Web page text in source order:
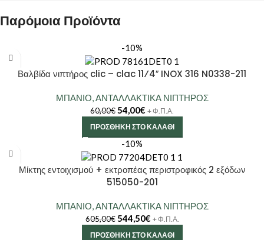
Παρόμοια Προϊόντα
-10%
Βαλβίδα νιπτήρος clic – clac 11⁄4″ INOX 316 N0338-211
ΜΠΑΝΙΟ,ΑΝΤΑΛΛΑΚΤΙΚΑ ΝΙΠΤΗΡΟΣ
60,00€54,00€ + Φ.Π.Α.
ΠΡΟΣΘΉΚΗ ΣΤΟ ΚΑΛΆΘΙ
-10%
Μίκτης εντοιχισμού + εκτροπέας περιστροφικός 2 εξόδων
515050-201
ΜΠΑΝΙΟ,ΑΝΤΑΛΛΑΚΤΙΚΑ ΝΙΠΤΗΡΟΣ
605,00€ 544,50€ + Φ.Π.Α.
ΠΡΟΣΘΉΚΗ ΣΤΟ ΚΑΛΆΘΙ